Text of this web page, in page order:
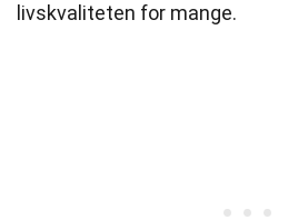
livskvaliteten for mange.